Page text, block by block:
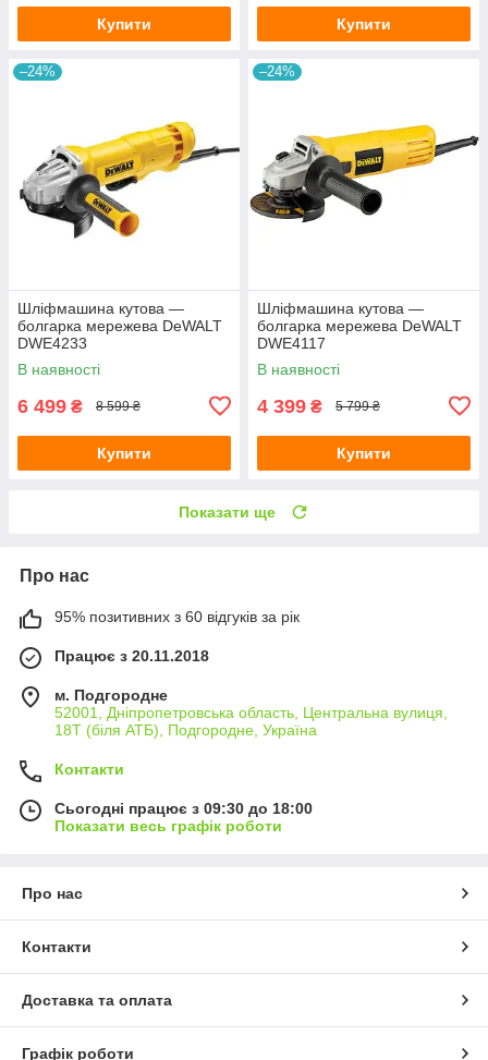
Купити Купити
–24%
Шліфмашина кутова —
болгарка мережева DeWALT
DWE4233
В наявності
6 499 ₴ 8 599 ₴
Купити
–24%
Шліфмашина кутова —
болгарка мережева DeWALT
DWE4117
В наявності
4 399 ₴ 5 799 ₴
Купити
Показати ще
Про нас
95% позитивних з 60 відгуків за рік
Працює з 20.11.2018
м. Подгородне
52001, Дніпропетровська область, Центральна вулиця,
18Т (біля АТБ), Подгородне, Україна
Контакти
Сьогодні працює з 09:30 до 18:00
Показати весь графік роботи
Про нас
Контакти
Доставка та оплата
Графік роботи